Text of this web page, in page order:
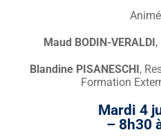
Maud BODIN-VERALDI
Blandine PISANESCHI,
Formation
Mardi 4
– 8h30